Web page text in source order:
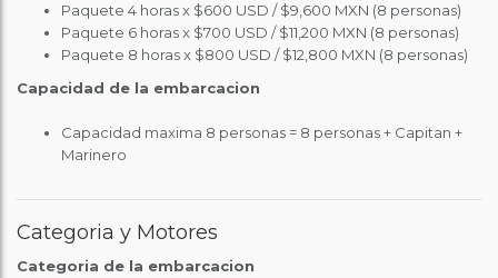
Paquete 4 horas x $600 USD / $9,600 MXN (8 personas)
Paquete 6 horas x $700 USD / $11,200 MXN (8 personas)
Paquete 8 horas x $800 USD / $12,800 MXN (8 personas)
Capacidad de la embarcacion
Capacidad maxima 8 personas = 8 personas + Capitan +
Marinero
Categoria y Motores
Categoria de la embarcacion